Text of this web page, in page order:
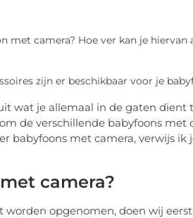
met camera? Hoe ver kan je
zijn er beschikbaar voor je
wat je allemaal in de gaten dient
de verschillende babyfoons met
babyfoons met camera, verwijs ik
camera?
opgenomen, doen wij